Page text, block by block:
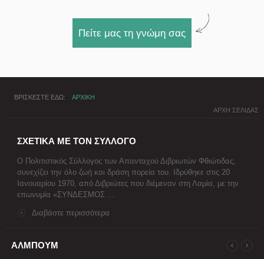
Πείτε μας τη γνώμη σας
ΒΡΙΣΚΕΣΤΕ ΕΔΩ
ΑΡΧΙΚΗ
ΑΡΧΗ ΣΕΛΙΔΑΣ
ΣΧΕΤΙΚΑ ΜΕ ΤΟΝ ΣΥΛΛΟΓΟ
Ο Πολιτιστικός Σύλλογος των Απανταχού Διβριωτών Φθιώτιδας,
συνεχίζει την όλο ζωή και δράση πορεία του. Ιδρύθηκε στις 20
Ιανουαρίου 1970, από Διβριώτες που διέμεναν στη Λαμία, με την
επωνυμία «ΣΥΝΔΕΣΜΟΣ ...
Διαβάστε περισσότερα
ΑΛΜΠΟΥΜ